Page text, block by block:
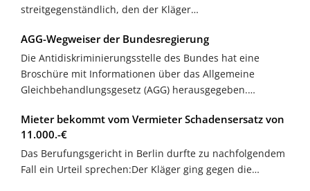
streitgegenständlich, den der Kläger…
AGG-Wegweiser der Bundesregierung
Die Antidiskriminierungsstelle des Bundes hat eine
Broschüre mit Informationen über das Allgemeine
Gleichbehandlungsgesetz (AGG) herausgegeben.…
Mieter bekommt vom Vermieter Schadensersatz von
11.000.-€
Das Berufungsgericht in Berlin durfte zu nachfolgendem
Fall ein Urteil sprechen:Der Kläger ging gegen die…